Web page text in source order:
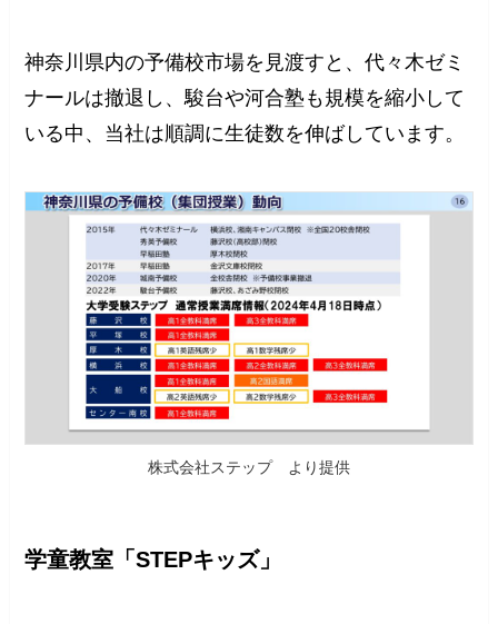
神奈川県内の予備校市場を見渡すと、代々木ゼミ
ナールは撤退し、駿台や河合塾も規模を縮小して
いる中、当社は順調に生徒数を伸ばしています。
株式会社ステップ より提供
学童教室「STEPキッズ」